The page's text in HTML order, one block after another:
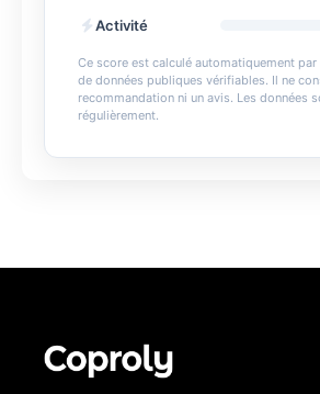
Activité
Ce score est calculé automatiquement
de données publiques vérifiables. Il ne
recommandation ni un avis. Les données
régulièrement.